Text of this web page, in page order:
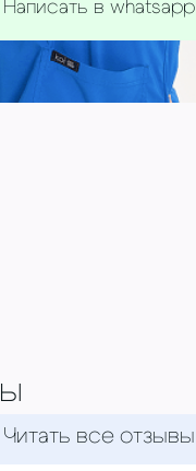
Написать в whatsapp
Читать все отзывы